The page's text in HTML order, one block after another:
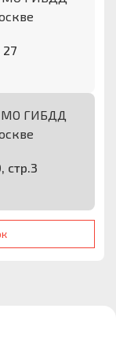
27
МО ГИБДД
стр.3